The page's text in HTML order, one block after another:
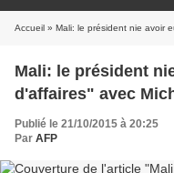
Accueil » Mali: le président nie avoir
Mali: le président
d'affaires" avec
Publié le 21/10/2015 à 20:25
Par AFP